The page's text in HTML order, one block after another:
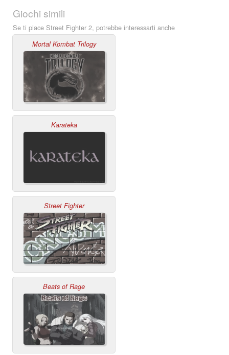
Giochi simili
Se ti piace Street Fighter 2, potrebbe interessarti anche
Mortal Kombat Trilogy
Karateka
Street Fighter
Beats of Rage